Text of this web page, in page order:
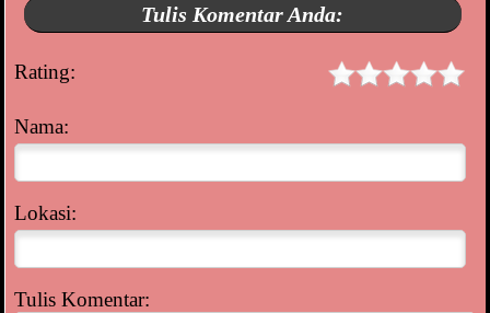
Tulis Komentar Anda:
Rating:
Nama:
Lokasi:
Tulis Komentar: